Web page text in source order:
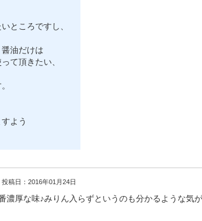
ところですし、
油だけは
て頂きたい、
よう
投稿日：2016年01月24日
濃厚な味♪みりん入らずというのも分かるような気